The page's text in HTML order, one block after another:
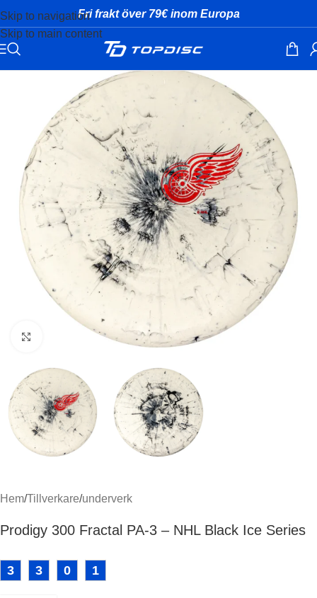
Skip to navigation
Skip to main content
Fri frakt över 79€ inom Europa
Klicka för att förstora
Hem/Tillverkare/underverk
Prodigy 300 Fractal PA-3 – NHL Black Ice Series
3 3 0 1